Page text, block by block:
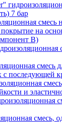
7 бар
смесь
на
В)
смесь
с последующей
и
смесь,